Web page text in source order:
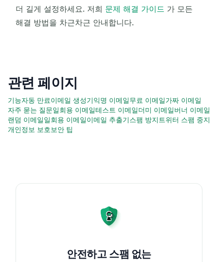
더 길게 설정하세요. 저희 문제 해결 가이드 가 모든
해결 방법을 차근차근 안내합니다.
관련 페이지
기능자동 만료이메일 생성기익명 이메일무료 이메일가짜 이메일
자주 묻는 질문일회용 이메일테스트 이메일더미 이메일버너 이메일
랜덤 이메일일회용 이메일이메일 추출기스팸 방지 트위터 스팸 중지
개인정보 보호보안 팁
안전하고 스팸 없는